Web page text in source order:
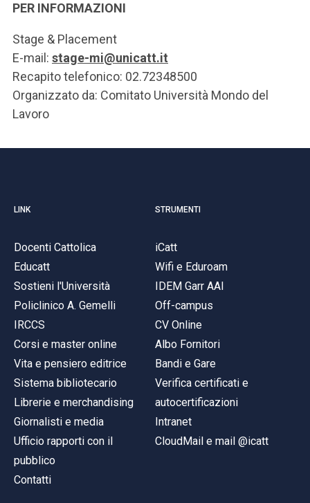
PER INFORMAZIONI
Stage & Placement
E-mail: stage-mi@unicatt.it
Recapito telefonico: 02.72348500
Organizzato da: Comitato Università Mondo del
Lavoro
LINK
Docenti Cattolica
Educatt
Sostieni l'Università
Policlinico A. Gemelli
IRCCS
Corsi e master online
Vita e pensiero editrice
Sistema bibliotecario
Librerie e merchandising
Giornalisti e media
Ufficio rapporti con il
pubblico
Contatti
STRUMENTI
iCatt
Wifi e Eduroam
IDEM Garr AAI
Off-campus
CV Online
Albo Fornitori
Bandi e Gare
Verifica certificati e
autocertificazioni
Intranet
CloudMail e mail @icatt